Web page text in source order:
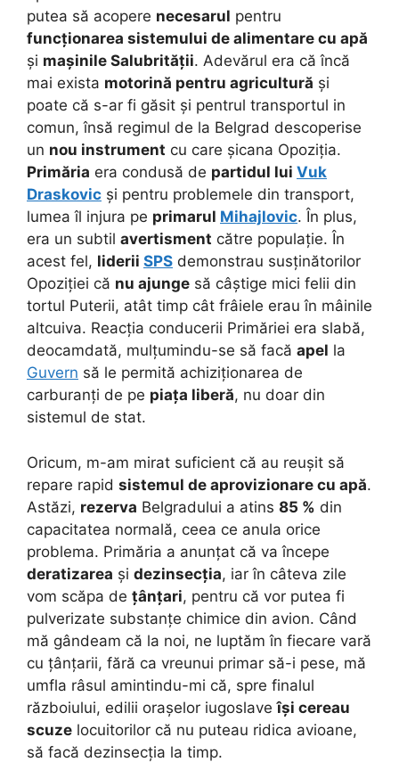
putea să acopere necesarul pentru
funcționarea sistemului de alimentare cu apă
și mașinile Salubrității. Adevărul era că încă
mai exista motorină pentru agricultură și
poate că s-ar fi găsit și pentrul transportul in
comun, însă regimul de la Belgrad descoperise
un nou instrument cu care șicana Opoziția.
Primăria era condusă de partidul lui Vuk
Draskovic și pentru problemele din transport,
lumea îl injura pe primarul Mihajlovic. În plus,
era un subtil avertisment către populație. În
acest fel, liderii SPS demonstrau susținătorilor
Opoziției că nu ajunge să câștige mici felii din
tortul Puterii, atât timp cât frâiele erau în mâinile
altcuiva. Reacția conducerii Primăriei era slabă,
deocamdată, mulțumindu-se să facă apel la
Guvern să le permită achiziționarea de
carburanți de pe piața liberă, nu doar din
sistemul de stat.
Oricum, m-am mirat suficient că au reușit să
repare rapid sistemul de aprovizionare cu apă.
Astăzi, rezerva Belgradului a atins 85 % din
capacitatea normală, ceea ce anula orice
problema. Primăria a anunțat că va începe
deratizarea și dezinsecția, iar în câteva zile
vom scăpa de țânțari, pentru că vor putea fi
pulverizate substanțe chimice din avion. Când
mă gândeam că la noi, ne luptăm în fiecare vară
cu țânțarii, fără ca vreunui primar să-i pese, mă
umfla râsul amintindu-mi că, spre finalul
războiului, edilii orașelor iugoslaveîși cereau
scuze locuitorilor că nu puteau ridica avioane,
să facă dezinsecția la timp.